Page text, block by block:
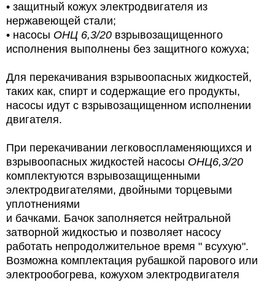
• защитный кожух электродвигателя из
нержавеющей стали;
• насосы ОНЦ 6,3/20 взрывозащищенного
исполнения выполнены без защитного кожуха;
Для перекачивания взрывоопасных жидкостей,
таких как, спирт и содержащие его продукты,
насосы идут с взрывозащищенном исполнении
двигателя.
При перекачивании легковоспламеняющихся и
взрывоопасных жидкостей насосы ОНЦ6,3/20
комплектуются взрывозащищенными
электродвигателями, двойными торцевыми
уплотнениями
и бачками. Бачок заполняется нейтральной
затворной жидкостью и позволяет насосу
работать непродолжительное время " всухую".
Возможна комплектация рубашкой парового или
электрообогрева, кожухом электродвигателя